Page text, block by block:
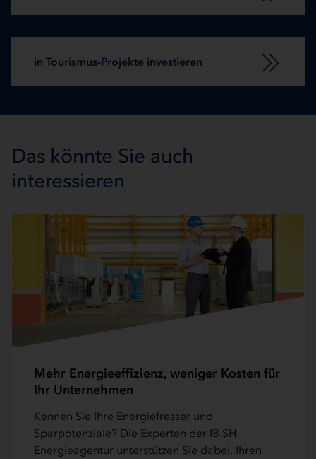
in Tourismus-Projekte investieren
Das könnte Sie auch
interessieren
Mehr Energieeffizienz, weniger Kosten für
Ihr Unternehmen
Kennen Sie Ihre Energiefresser und
Sparpotenziale? Die Experten der IB.SH
Energieagentur unterstützen Sie dabei, Ihren